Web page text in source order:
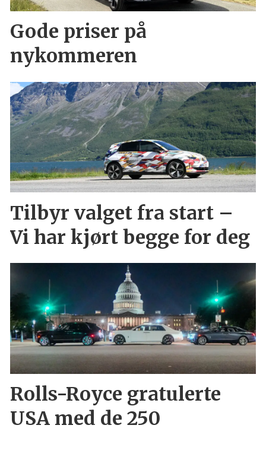
Gode priser på
nykommeren
Tilbyr valget fra start –
Vi har kjørt begge for deg
Rolls-Royce gratulerte
USA med de 250